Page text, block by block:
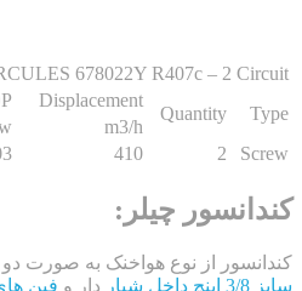
HERCULES 678022Y R407c – 2
Quantity
Displacement
COP
m3/h
2
22
چیلر:
از نوع هواخنک به صورت دو مدار و
دار وفین های